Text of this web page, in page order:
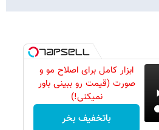
ابزار کامل برای اصلاح مو و
صورت (قیمت رو ببینی باور
نمیکنی!)
باتخفیف بخر